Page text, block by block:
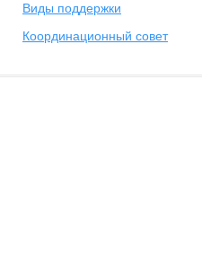
Виды поддержки
Координационный совет